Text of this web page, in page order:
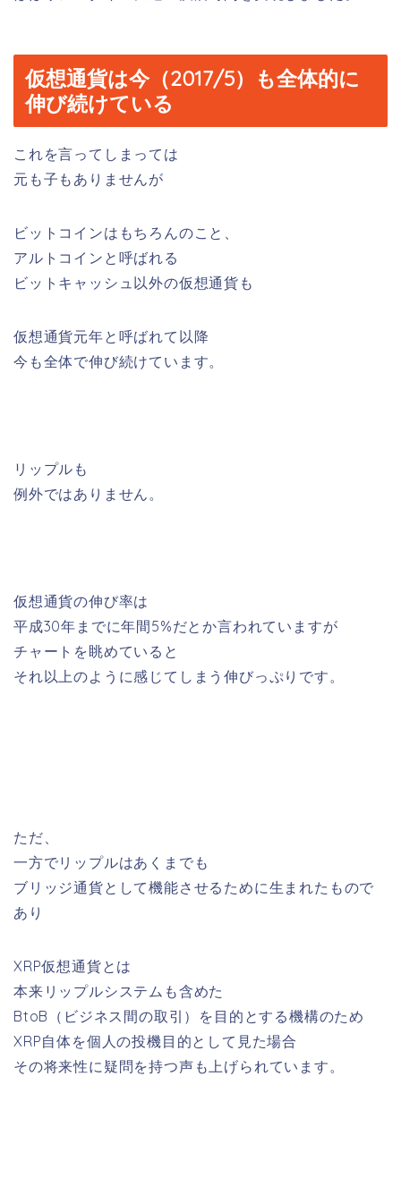
仮想通貨は今（2017/5）も全体的に
伸び続けている
これを言ってしまっては
元も子もありませんが
ビットコインはもちろんのこと、
アルトコインと呼ばれる
ビットキャッシュ以外の仮想通貨も
仮想通貨元年と呼ばれて以降
今も全体で伸び続けています。
リップルも
例外ではありません。
仮想通貨の伸び率は
平成30年までに年間5%だとか言われていますが
チャートを眺めていると
それ以上のように感じてしまう伸びっぷりです。
ただ、
一方でリップルはあくまでも
ブリッジ通貨として機能させるために生まれたもので
あり
XRP仮想通貨とは
本来リップルシステムも含めた
BtoB（ビジネス間の取引）を目的とする機構のため
XRP自体を個人の投機目的として見た場合
その将来性に疑問を持つ声も上げられています。